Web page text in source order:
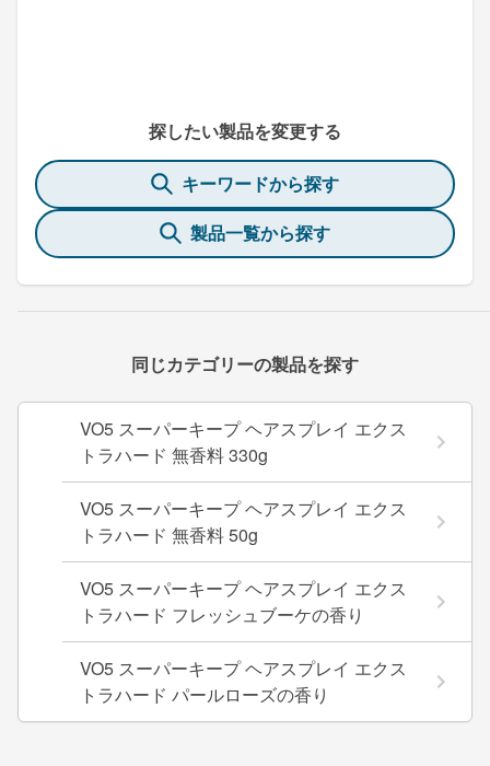
探したい製品を変更する
キーワードから探す
製品一覧から探す
同じカテゴリーの製品を探す
VO5 スーパーキープ ヘアスプレイ エクス
トラハード 無香料 330g
VO5 スーパーキープ ヘアスプレイ エクス
トラハード 無香料 50g
VO5 スーパーキープ ヘアスプレイ エクス
トラハード フレッシュブーケの香り
VO5 スーパーキープ ヘアスプレイ エクス
トラハード パールローズの香り